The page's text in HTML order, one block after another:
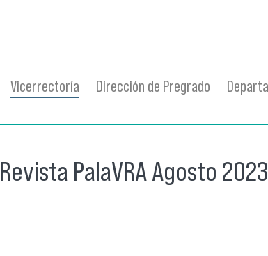
Vicerrectoría Dirección de Pregrado
Revista PalaVRA Agosto 2023